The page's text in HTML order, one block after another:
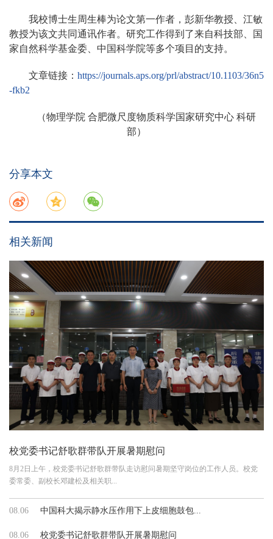
我校博士生周生棒为论文第一作者，彭新华教授、江敏
教授为该文共同通讯作者。研究工作得到了来自科技部、国
家自然科学基金委、中国科学院等多个项目的支持。
文章链接： https://journals.aps.org/prl/abstract/10.1103/36n5
-fkb2
（物理学院 合肥微尺度物质科学国家研究中心 科研
部）
分享本文
相关新闻
校党委书记舒歌群带队开展暑期慰问
8月2日上午，校党委书记舒歌群带队走访慰问暑期坚守岗位的工作人员。校党
委常委、副校长邓建松及相关职...
08.06 中国科大揭示静水压作用下上皮细胞鼓包...
08.06 校党委书记舒歌群带队开展暑期慰问